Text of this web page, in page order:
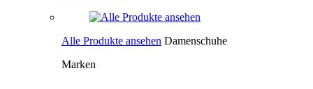
Alle Produkte ansehen Damenschuhe
Marken